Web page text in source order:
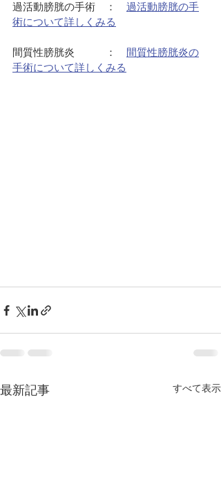
過活動膀胱の手術　： 過活動膀胱の手
術について詳しくみる
間質性膀胱炎　　　： 間質性膀胱炎の
手術について詳しくみる
最新記事 すべて表示